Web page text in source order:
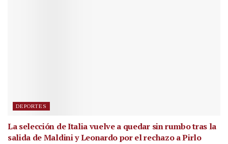
DEPORTES
La selección de Italia vuelve a quedar sin rumbo tras la
salida de Maldini y Leonardo por el rechazo a Pirlo